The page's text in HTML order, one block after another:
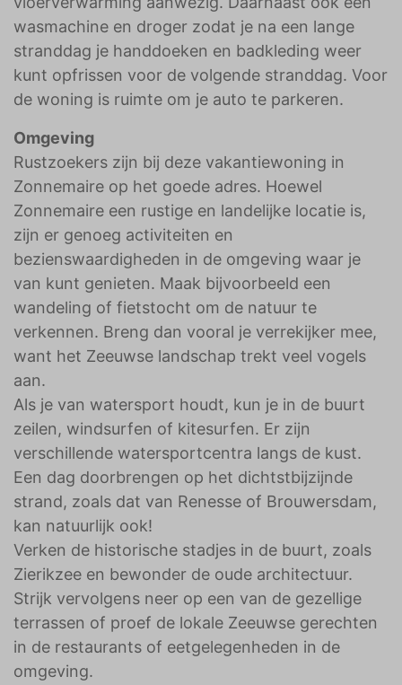
wasmachine en droger zodat je na een lange
stranddag je handdoeken en badkleding weer
kunt opfrissen voor de volgende stranddag. Voor
de woning is ruimte om je auto te parkeren.
Omgeving
Rustzoekers zijn bij deze vakantiewoning in
Zonnemaire op het goede adres. Hoewel
Zonnemaire een rustige en landelijke locatie is,
zijn er genoeg activiteiten en
bezienswaardigheden in de omgeving waar je
van kunt genieten. Maak bijvoorbeeld een
wandeling of fietstocht om de natuur te
verkennen. Breng dan vooral je verrekijker mee,
want het Zeeuwse landschap trekt veel vogels
aan.
Als je van watersport houdt, kun je in de buurt
zeilen, windsurfen of kitesurfen. Er zijn
verschillende watersportcentra langs de kust.
Een dag doorbrengen op het dichtstbijzijnde
strand, zoals dat van Renesse of Brouwersdam,
kan natuurlijk ook!
Verken de historische stadjes in de buurt, zoals
Zierikzee en bewonder de oude architectuur.
Strijk vervolgens neer op een van de gezellige
terrassen of proef de lokale Zeeuwse gerechten
in de restaurants of eetgelegenheden in de
omgeving.